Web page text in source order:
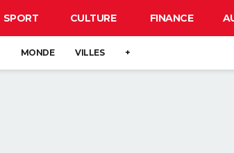
SPORT CULTURE FINANCE
MONDE VILLES +